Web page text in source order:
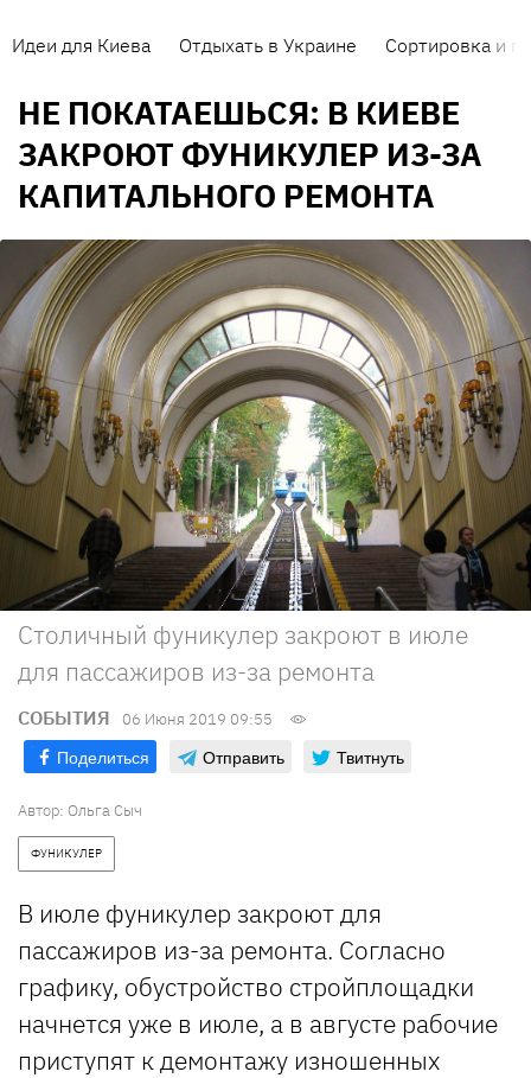
Идеи для Киева Отдыхать в Украине Сортировка и
НЕ ПОКАТАЕШЬСЯ: В КИЕВЕ
ЗАКРОЮТ ФУНИКУЛЕР ИЗ-ЗА
КАПИТАЛЬНОГО РЕМОНТА
Столичный фуникулер закроют в июле
для пассажиров из-за ремонта
СОБЫТИЯ 06 Июня 2019 09:55
Поделиться Отправить Твитнуть
Автор: Ольга Сыч
ФУНИКУЛЕР
В июле фуникулер закроют для
пассажиров из-за ремонта. Согласно
графику, обустройство стройплощадки
начнется уже в июле, а в августе рабочие
приступят к демонтажу изношенных